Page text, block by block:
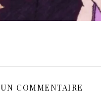
UN COMMENTAIRE